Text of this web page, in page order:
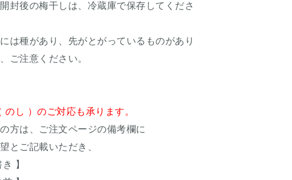
封後の梅干しは、冷蔵庫で保存してくださ
は種があり、先がとがっているものがあり
ご注意ください。
し ）のご対応も承ります。
方は、ご注文ページの備考欄に
とご記載いただき、
】